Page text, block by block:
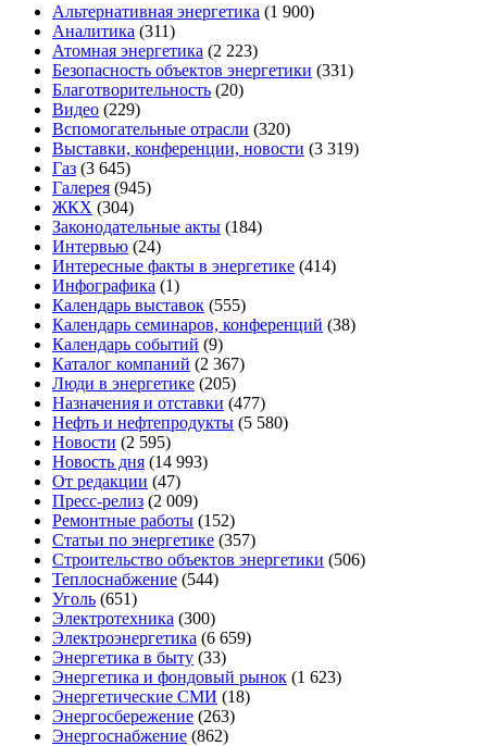
Альтернативная энергетика (1 900)
Аналитика (311)
Атомная энергетика (2 223)
Безопасность объектов энергетики (331)
Благотворительность (20)
Видео (229)
Вспомогательные отрасли (320)
Выставки, конференции, новости (3 319)
Газ (3 645)
Галерея (945)
ЖКХ (304)
Законодательные акты (184)
Интервью (24)
Интересные факты в энергетике (414)
Инфографика (1)
Календарь выставок (555)
Календарь семинаров, конференций (38)
Календарь событий (9)
Каталог компаний (2 367)
Люди в энергетике (205)
Назначения и отставки (477)
Нефть и нефтепродукты (5 580)
Новости (2 595)
Новость дня (14 993)
От редакции (47)
Пресс-релиз (2 009)
Ремонтные работы (152)
Статьи по энергетике (357)
Строительство объектов энергетики (506)
Теплоснабжение (544)
Уголь (651)
Электротехника (300)
Электроэнергетика (6 659)
Энергетика в быту (33)
Энергетика и фондовый рынок (1 623)
Энергетические СМИ (18)
Энергосбережение (263)
Энергоснабжение (862)